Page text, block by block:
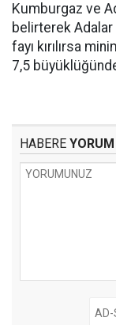
Kumburgaz ve
belirterek Adalar
fayı kırılırsa
7,5
HABERE